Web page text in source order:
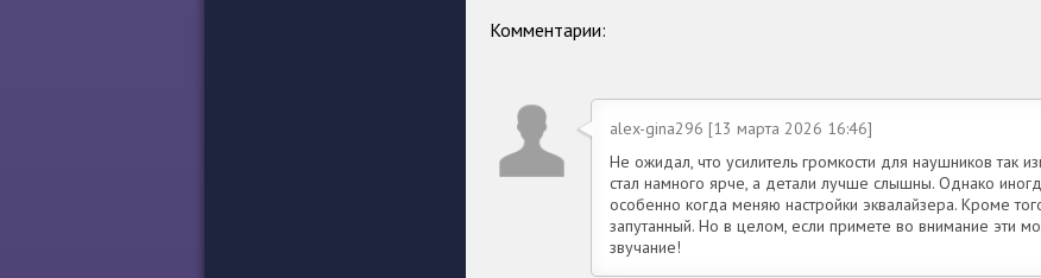
Комментарии:
alex-gina296 [13 марта 2026 16:46]
Не ожидал, что усилитель громкости для наушников так
стал намного ярче, а детали лучше слышны. Однако
особенно когда меняю настройки эквалайзера. Кроме
запутанный. Но в целом, если примете во внимание эти
звучание!